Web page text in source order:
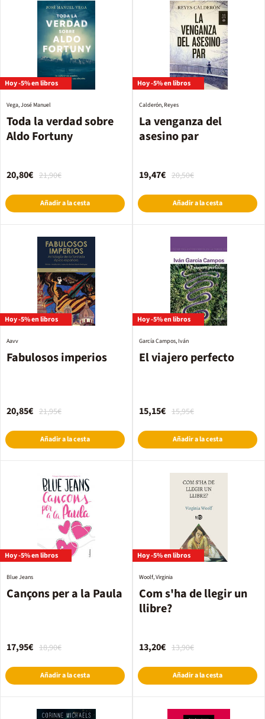
Hoy -5% en libros
Toda la verdad sobre
Aldo Fortuny
Vega, José Manuel
21,90€
20,80€
Añadir a la cesta
Hoy -5% en libros
La venganza del
asesino par
Calderón, Reyes
20,50€
19,47€
Añadir a la cesta
Hoy -5% en libros
Fabulosos imperios
Aavv
21,95€
20,85€
Añadir a la cesta
Hoy -5% en libros
El viajero perfecto
García Campos, Iván
15,95€
15,15€
Añadir a la cesta
Hoy -5% en libros
Cançons per a la Paula
Blue Jeans
18,90€
17,95€
Añadir a la cesta
Hoy -5% en libros
Com s'ha de llegir un
llibre?
Woolf, Virginia
13,90€
13,20€
Añadir a la cesta